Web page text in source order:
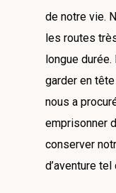
de notre vie.
les routes
longue
garder en
nous a
emprisonner
conserver
d’aventure tel